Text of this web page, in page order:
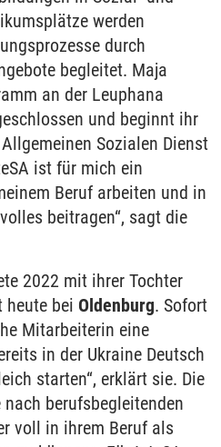
werden
durch
begleitet. Maja
an der Leuphana
und beginnt ihr
Sozialen Dienst
ist für mich ein
Beruf arbeiten und in
beitragen“, sagt die
2022 mit ihrer Tochter
heute bei Oldenburg. Sofort
Mitarbeiterin eine
in der Ukraine Deutsch
starten“, erklärt sie. Die
berufsbegleitenden
voll in ihrem Beruf als